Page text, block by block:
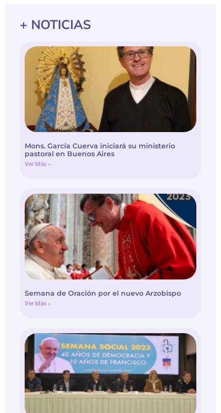
+ NOTICIAS
Mons. García Cuerva iniciará su ministerio
pastoral en Buenos Aires
Ver Más »
Semana de Oración por el nuevo Arzobispo
Ver Más »